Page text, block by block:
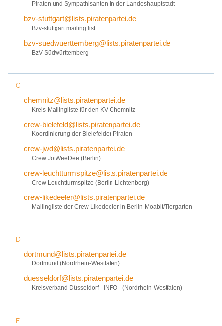
Piraten und Sympathisanten in der Landeshauptstadt
bzv-stuttgart@lists.piratenpartei.de
Bzv-stuttgart mailing list
bzv-suedwuerttemberg@lists.piratenpartei.de
BzV Südwürttemberg
C
chemnitz@lists.piratenpartei.de
Kreis-Mailingliste für den KV Chemnitz
crew-bielefeld@lists.piratenpartei.de
Koordinierung der Bielefelder Piraten
crew-jwd@lists.piratenpartei.de
Crew JotWeeDee (Berlin)
crew-leuchtturmspitze@lists.piratenpartei.de
Crew Leuchtturmspitze (Berlin-Lichtenberg)
crew-likedeeler@lists.piratenpartei.de
Mailingliste der Crew Likedeeler in Berlin-Moabit/Tiergarten
D
dortmund@lists.piratenpartei.de
Dortmund (Nordrhein-Westfalen)
duesseldorf@lists.piratenpartei.de
Kreisverband Düsseldorf - INFO - (Nordrhein-Westfalen)
E